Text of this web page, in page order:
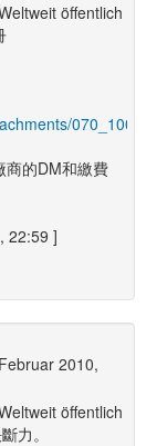
öffentlich
商的DM和繳費
22:59 ]
2010,
öffentlich
力。